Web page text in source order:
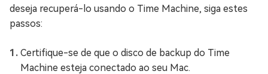
deseja recuperá-lo usando o Time Machine, siga estes
passos:
Certifique-se de que o disco de backup do Time
Machine esteja conectado ao seu Mac.